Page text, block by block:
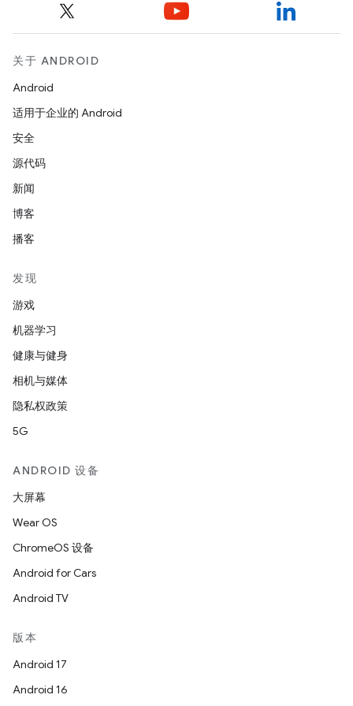
关于 ANDROID
Android
适用于企业的 Android
安全
源代码
新闻
博客
播客
发现
游戏
机器学习
健康与健身
相机与媒体
隐私权政策
5G
ANDROID 设备
大屏幕
Wear OS
ChromeOS 设备
Android for Cars
Android TV
版本
Android 17
Android 16